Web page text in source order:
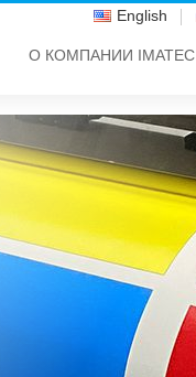
English
О КОМПАНИИ IMATEC